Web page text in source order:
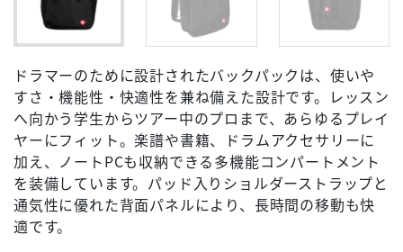
ドラマーのために設計されたバックパックは、使いや
すさ・機能性・快適性を兼ね備えた設計です。レッスン
へ向かう学生からツアー中のプロまで、あらゆるプレイ
ヤーにフィット。楽譜や書籍、ドラムアクセサリーに
加え、ノートPCも収納できる多機能コンパートメント
を装備しています。パッド入りショルダーストラップと
通気性に優れた背面パネルにより、長時間の移動も快
適です。